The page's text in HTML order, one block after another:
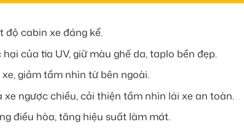
độ cabin xe đáng kể.
của tia UV, giữ màu ghế da, taplo bền đẹp.
giảm tầm nhìn từ bên ngoài.
ngược chiều, cải thiện tầm nhìn lái xe an toàn.
điều hòa, tăng hiệu suất làm mát.